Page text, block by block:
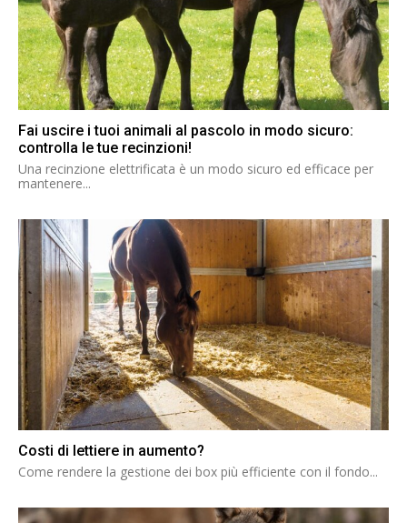
Fai uscire i tuoi animali al pascolo in modo sicuro:
controlla le tue recinzioni!
Una recinzione elettrificata è un modo sicuro ed efficace per
mantenere...
Costi di lettiere in aumento?
Come rendere la gestione dei box più efficiente con il fondo...